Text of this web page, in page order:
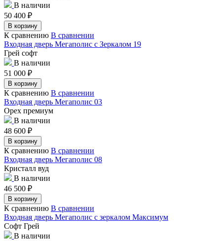
В наличии
50 400 ₽
В корзину
К сравнению В сравнении
Входная дверь Мегаполис с Зеркалом 19
Грей софт
В наличии
51 000 ₽
В корзину
К сравнению В сравнении
Входная дверь Мегаполис 03
Орех премиум
В наличии
48 600 ₽
В корзину
К сравнению В сравнении
Входная дверь Мегаполис 08
Кристалл вуд
В наличии
46 500 ₽
В корзину
К сравнению В сравнении
Входная дверь Мегаполис с зеркалом Максимум
Софт Грей
В наличии